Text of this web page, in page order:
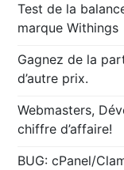
Test de la
marque Withings
Gagnez de la
d’autre prix.
Webmasters,
chiffre d’affaire!
BUG: cPanel/